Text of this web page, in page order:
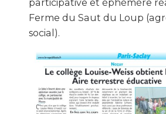
participative et éphémère
Ferme du Saut du Loup
social).